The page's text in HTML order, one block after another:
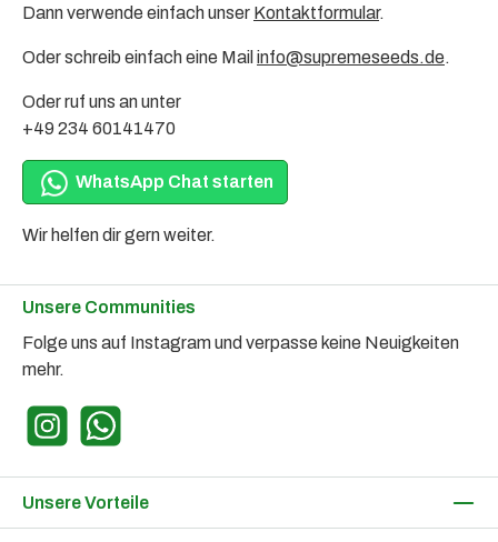
Dann verwende einfach unser Kontaktformular.
Oder schreib einfach eine Mail info@supremeseeds.de.
Oder ruf uns an unter
+49 234 60141470
WhatsApp Chat starten
Wir helfen dir gern weiter.
Unsere Communities
Folge uns auf Instagram und verpasse keine Neuigkeiten
mehr.
InstagramWhatsApp
Unsere Vorteile